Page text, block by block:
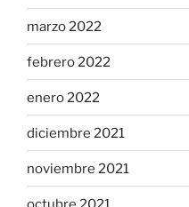
marzo 2022
febrero 2022
enero 2022
diciembre 2021
noviembre 2021